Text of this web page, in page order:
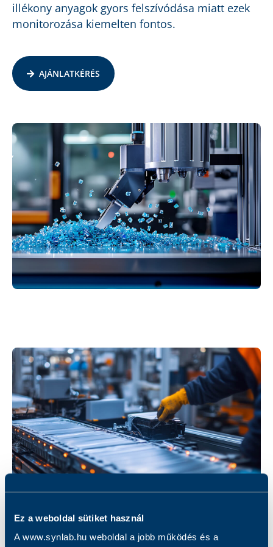
Ez a weboldal sütiket használ
A www.synlab.hu weboldal a jobb működés és a
illékony anyagok gyors felszívódása miatt ezek
monitorozása kiemelten fontos.
AJÁNLATKÉRÉS